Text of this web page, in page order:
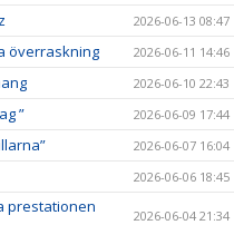
2026-06-13 08:47
överraskning 2026-06-11 14:46
2026-06-10 22:43
” 2026-06-09 17:44
2026-06-07 16:04
2026-06-06 18:45
prestationen
2026-06-04 21:34